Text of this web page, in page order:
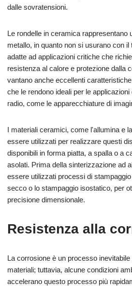
dalle sovratensioni.
Le rondelle in ceramica rappresentano
metallo, in quanto non si usurano con
adatte ad applicazioni critiche che
resistenza al calore e protezione dalla
vantano anche eccellenti
che le rendono ideali per le
radio, come le apparecchiature di
I materiali ceramici, come l'allumina e
essere utilizzati per realizzare questi
disponibili in forma piatta, a spalla o a
asolati. Prima della sinterizzazione ad
essere utilizzati processi di
secco o lo stampaggio isostatico, per
precisione dimensionale.
Resistenza alla
La corrosione è un processo
materiali; tuttavia, alcune condizioni
accelerano questo processo più